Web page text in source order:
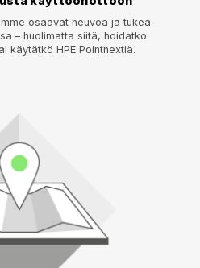
osaavat neuvoa ja tukea
– huolimatta siitä, hoidatko
käytätkö HPE Pointnextiä.